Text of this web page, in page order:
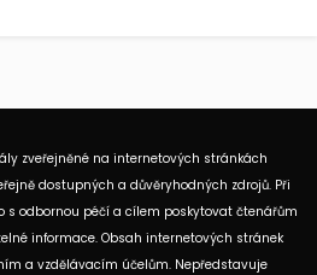
zveřejněné na internetových stránkách
dostupných a důvěryhodných zdrojů. Při
s odbornou péčí a cílem poskytovat čtenářům
informace. Obsah internetových stránek
a vzdělávacím účelům. Nepředstavuje